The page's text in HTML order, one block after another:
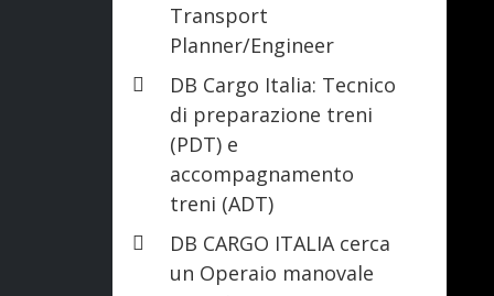
Transport
Planner/Engineer
DB Cargo Italia: Tecnico
di preparazione treni
(PDT) e
accompagnamento
treni (ADT)
DB CARGO ITALIA cerca
un Operaio manovale